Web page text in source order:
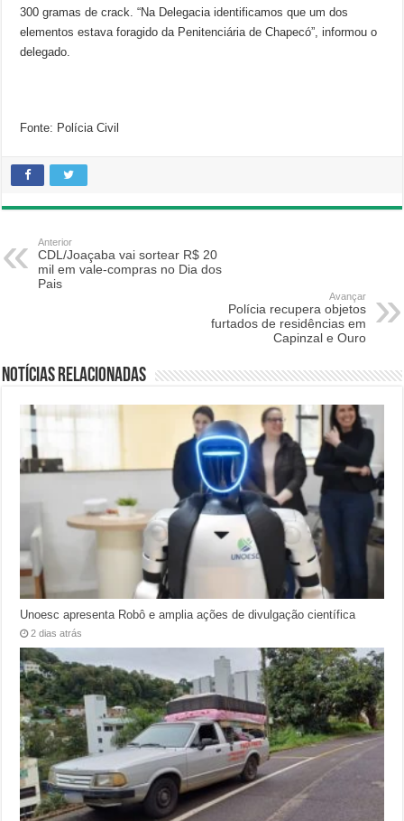
300 gramas de crack. “Na Delegacia identificamos que um dos
elementos estava foragido da Penitenciária de Chapecó”, informou o
delegado.
Fonte: Polícia Civil
Anterior
CDL/Joaçaba vai sortear R$ 20
mil em vale-compras no Dia dos
Pais
Avançar
Polícia recupera objetos
furtados de residências em
Capinzal e Ouro
Notícias relacionadas
Unoesc apresenta Robô e amplia ações de divulgação científica
2 dias atrás